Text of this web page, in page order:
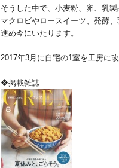
そうした中で、小麦粉、卵、乳
マクロビやロースイーツ、発酵
進め今にいたります。
2017年3月に自宅の1室を工房に
❖掲載雑誌